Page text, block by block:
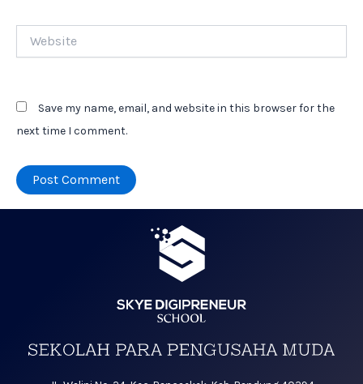
Save my name, email, and website in this browser for the
next time I comment.